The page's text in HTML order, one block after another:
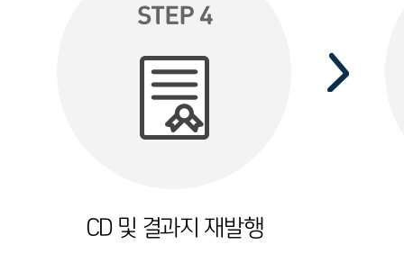
STEP 4
CD 및 결과지 재발행